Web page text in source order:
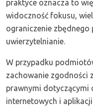
praktyce oznacza to
widoczność fokusu,
ograniczenie
uwierzytelnianie.
W przypadku
zachowanie zgodności
prawnymi
internetowych i